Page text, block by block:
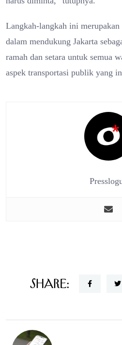
Langkah-langkah ini
dalam mendukung Jakarta
ramah dan setara untuk semua
aspek transportasi publik yang
Share: